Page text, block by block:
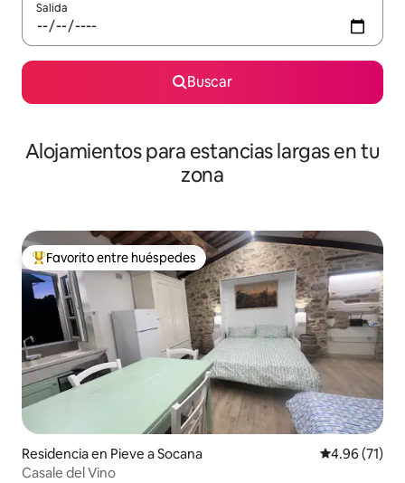
Salida
Buscar
Alojamientos para estancias largas en tu
zona
De los mejores en Favorito entre huéspedes
Favorito entre huéspedes
Residencia en Pieve a Socana Calificación
4.96 (71)
Casale del Vino